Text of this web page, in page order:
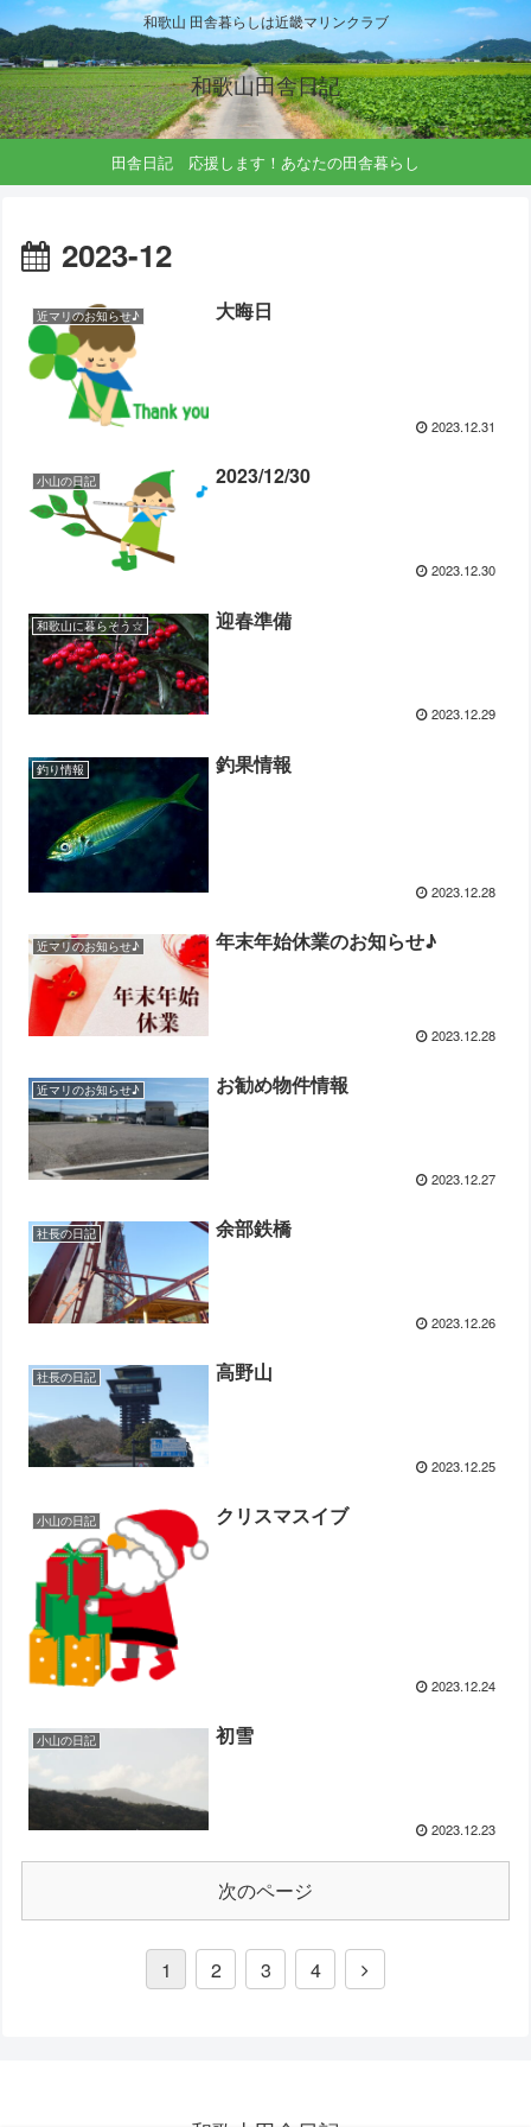
和歌山 田舎暮らしは近畿マリンクラブ
和歌山田舎日記
田舎日記 応援します！あなたの田舎暮らし
2023-12
近マリのお知らせ♪ 大晦日
2023.12.31
小山の日記 2023/12/30
2023.12.30
和歌山に暮らそう☆ 迎春準備
2023.12.29
釣り情報 釣果情報
2023.12.28
近マリのお知らせ♪ 年末年始休業のお知らせ♪
2023.12.28
近マリのお知らせ♪ お勧め物件情報
2023.12.27
社長の日記 余部鉄橋
2023.12.26
社長の日記 高野山
2023.12.25
小山の日記 クリスマスイブ
2023.12.24
小山の日記 初雪
2023.12.23
次のページ
1 2 3 4